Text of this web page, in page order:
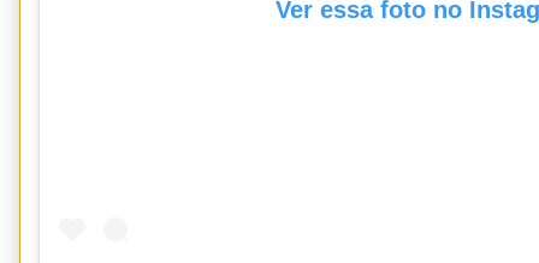
Ver essa foto no